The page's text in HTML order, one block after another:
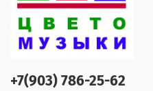
+7(903) 786-25-62